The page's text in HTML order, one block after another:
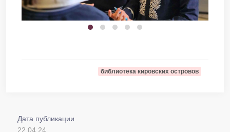
библиотека кировских островов
Дата публикации
22.04.24